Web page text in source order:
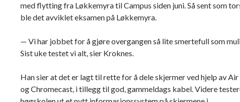
med flytting fra Løkkemyra til Campus siden juni. Så sent som
ble det avviklet eksamen på Løkkemyra.
— Vi har jobbet for å gjøre overgangen så lite smertefull som
Sist uke testet vi alt, sier Kroknes.
Han sier at det er lagt til rette for å dele skjermer ved hjelp av Air
og Chromecast, i tillegg til god, gammeldags kabel. Videre